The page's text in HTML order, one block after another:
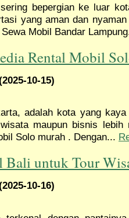
bepergian ke luar
yang aman dan
Mobil Bandar
Rental Mobil
10-15)
adalah kota yang
maupun bisnis
Solo murah . Dengan...
untuk Tour
10-16)